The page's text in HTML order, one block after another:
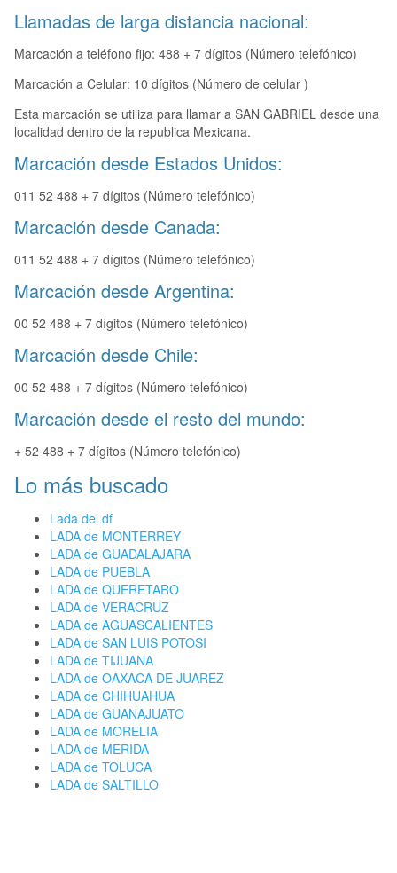
Llamadas de larga distancia nacional:
Marcación a teléfono fijo: 488 + 7 dígitos (Número telefónico)
Marcación a Celular: 10 dígitos (Número de celular )
Esta marcación se utiliza para llamar a SAN GABRIEL desde una
localidad dentro de la republica Mexicana.
Marcación desde Estados Unidos:
011 52 488 + 7 dígitos (Número telefónico)
Marcación desde Canada:
011 52 488 + 7 dígitos (Número telefónico)
Marcación desde Argentina:
00 52 488 + 7 dígitos (Número telefónico)
Marcación desde Chile:
00 52 488 + 7 dígitos (Número telefónico)
Marcación desde el resto del mundo:
+ 52 488 + 7 dígitos (Número telefónico)
Lo más buscado
Lada del df
LADA de MONTERREY
LADA de GUADALAJARA
LADA de PUEBLA
LADA de QUERETARO
LADA de VERACRUZ
LADA de AGUASCALIENTES
LADA de SAN LUIS POTOSI
LADA de TIJUANA
LADA de OAXACA DE JUAREZ
LADA de CHIHUAHUA
LADA de GUANAJUATO
LADA de MORELIA
LADA de MERIDA
LADA de TOLUCA
LADA de SALTILLO